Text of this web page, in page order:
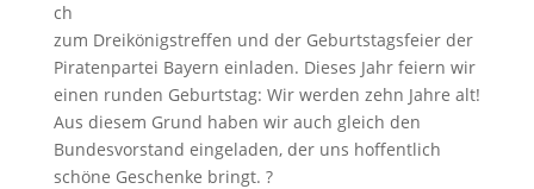
ch
zum Dreikönigstreffen und der Geburtstagsfeier der
Piratenpartei Bayern einladen. Dieses Jahr feiern wir
einen runden Geburtstag: Wir werden zehn Jahre alt!
Aus diesem Grund haben wir auch gleich den
Bundesvorstand eingeladen, der uns hoffentlich
schöne Geschenke bringt. ?